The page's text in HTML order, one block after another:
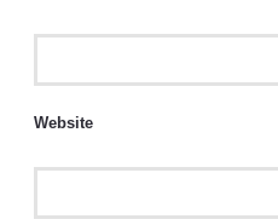
Website